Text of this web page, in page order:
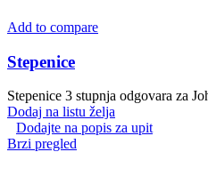
Add to compare
Stepenice
Stepenice 3 stupnja odgovara za
Dodaj na listu želja
Dodajte na popis za upit
Brzi pregled